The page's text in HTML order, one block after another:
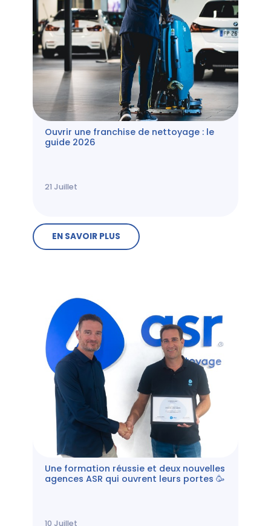
Ouvrir une franchise de nettoyage : le
guide 2026
21 Juillet
EN SAVOIR PLUS
Une formation réussie et deux nouvelles
agences ASR qui ouvrent leurs portes 🥳
10 Juillet